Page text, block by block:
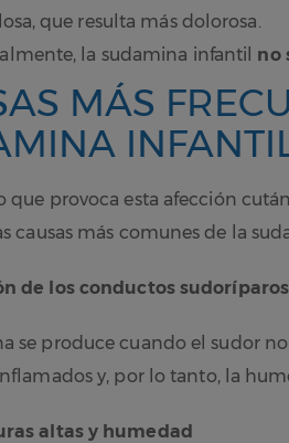
que resulta más dolorosa.
la sudamina infantil no
MÁS
que provoca esta afección
causas más comunes de la
de los conductos sudoríparos
se produce cuando el sudor
y, por lo tanto, la
altas y humedad